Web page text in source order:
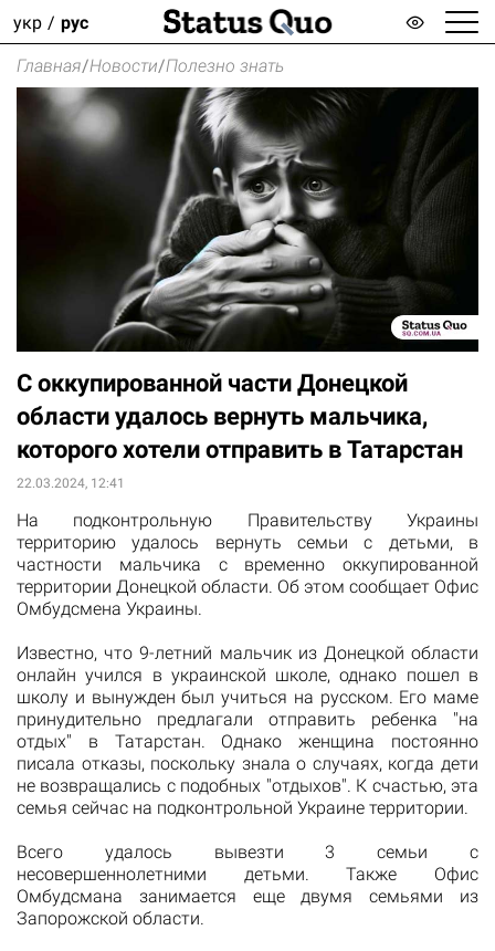
укр рус
Главная/Новости/Полезно знать
С оккупированной части Донецкой
области удалось вернуть мальчика,
которого хотели отправить в Татарстан
22.03.2024, 12:41
На подконтрольную Правительству Украины
территорию удалось вернуть семьи с детьми, в
частности мальчика с временно оккупированной
территории Донецкой области. Об этом сообщает Офис
Омбудсмена Украины.
Известно, что 9-летний мальчик из Донецкой области
онлайн учился в украинской школе, однако пошел в
школу и вынужден был учиться на русском. Его маме
принудительно предлагали отправить ребенка "на
отдых" в Татарстан. Однако женщина постоянно
писала отказы, поскольку знала о случаях, когда дети
не возвращались с подобных "отдыхов". К счастью, эта
семья сейчас на подконтрольной Украине территории.
Всего удалось вывезти 3 семьи с
несовершеннолетними детьми. Также Офис
Омбудсмана занимается еще двумя семьями из
Запорожской области.